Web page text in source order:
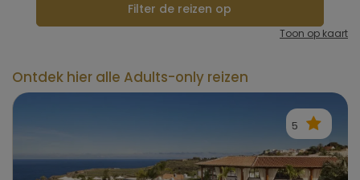
Filter de reizen op
Toepassen
Toon op kaart
Ontdek hier alle Adults-only reizen
5